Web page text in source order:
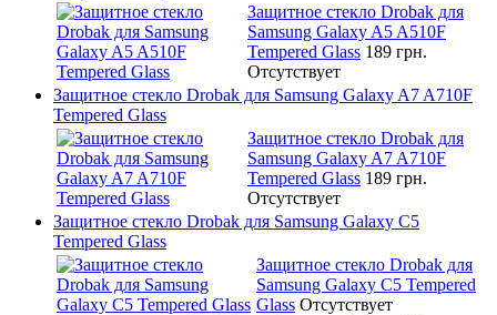
Защитное стекло Drobak для
Samsung Galaxy A5 A510F
Tempered Glass 189 грн.
Отсутствует
Защитное стекло Drobak для Samsung Galaxy A7 A710F
Tempered Glass
Защитное стекло Drobak для
Samsung Galaxy A7 A710F
Tempered Glass 189 грн.
Отсутствует
Защитное стекло Drobak для Samsung Galaxy C5
Tempered Glass
Защитное стекло Drobak для
Samsung Galaxy C5 Tempered
Glass Отсутствует